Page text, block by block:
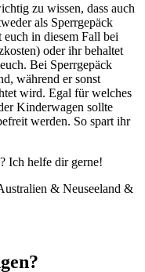
zu wissen, dass auch
als Sperrgepäck
in diesem Fall bei
oder ihr behaltet
Bei Sperrgepäck
während er sonst
wird. Egal für welches
Kinderwagen sollte
werden. So spart ihr
Ich helfe dir gerne!
& Neuseeland &